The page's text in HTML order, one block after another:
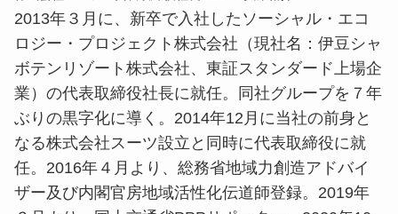
2013年３月に、新卒で入社したソーシャル・エコ
ロジー・プロジェクト株式会社（現社名：伊豆シャ
ボテンリゾート株式会社、東証スタンダード上場企
業）の代表取締役社長に就任。同社グループを７年
ぶりの黒字化に導く。2014年12月に当社の前身と
なる株式会社スーツ設立と同時に代表取締役に就
任。2016年４月より、総務省地域力創造アドバイ
ザー及び内閣官房地域活性化伝道師登録。2019年